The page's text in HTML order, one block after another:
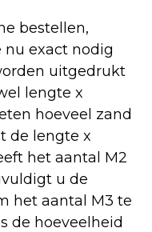
bestellen,
nu exact nodig
uitgedrukt
lengte x
hoeveel zand
de lengte x
het aantal M2
u de
het aantal M3 te
de hoeveelheid